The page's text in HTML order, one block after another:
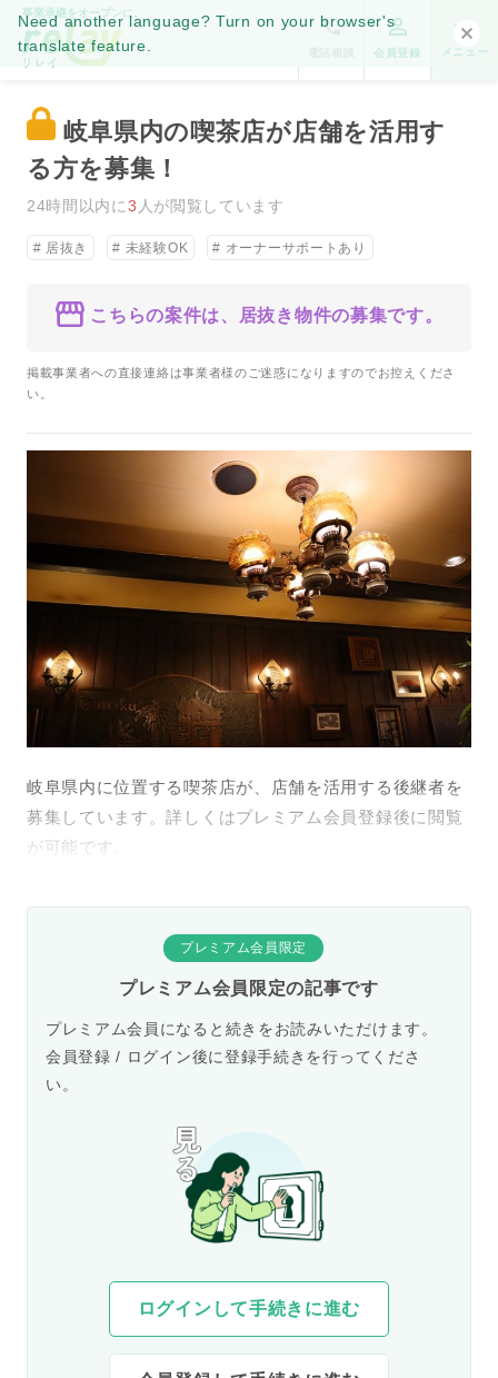
Need another language? Turn on your browser's
translate feature.
事業承継をオープンに。
会員登録 メニュー
岐阜県内の喫茶店が店舗を活用す
る方を募集！
24時間以内に3 人が閲覧しています
居抜き 未経験OK オーナーサポートあり
こちらの案件は、居抜き物件の募集です。
掲載事業者への直接連絡は事業者様のご迷惑になりますのでお控えくださ
い。
岐阜県内に位置する喫茶店が、店舗を活用する後継者を
募集しています。詳しくはプレミアム会員登録後に閲覧
が可能です。
プレミアム会員限定
プレミアム会員限定の記事です
プレミアム会員になると続きをお読みいただけます。
会員登録 / ログイン後に登録手続きを行ってくださ
い。
ログインして手続きに進む